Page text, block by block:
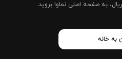
به صفحه اصلی نماوا بروید.
به خانه